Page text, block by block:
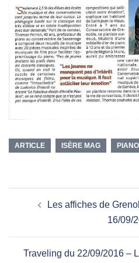
ARTICLE ISÈRE MAG PIANO
Les affiches de
16/09/
Traveling du 22/09/2016 –